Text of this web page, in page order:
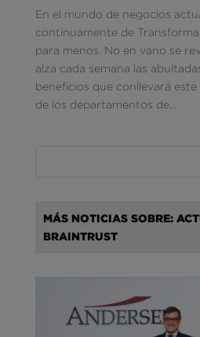
En el mundo de negocios
continuamente de
para menos. No en vano se
alza cada semana las
beneficios que conllevará
de los departamentos de...
MÁS NOTICIAS SOBRE:
BRAINTRUST